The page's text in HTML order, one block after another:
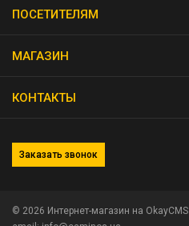
ПОСЕТИТЕЛЯМ
МАГАЗИН
КОНТАКТЫ
Заказать звонок
© 2026 Интернет-магазин на OkayCMS